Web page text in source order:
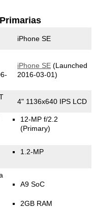
iPhone SE
iPhone SE(Launched
2016-03-01)
4" 1136x640 IPS LCD
12-MP f/2.2
(Primary)
1.2-MP
A9 SoC
2GB RAM